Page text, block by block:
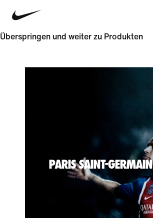
Überspringen und weiter zu Produkten
PARIS SAINT-GERMAIN